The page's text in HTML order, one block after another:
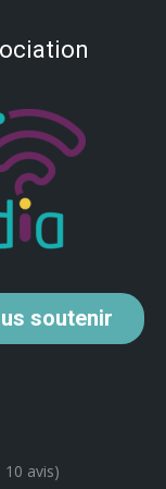
soutenir
avis)